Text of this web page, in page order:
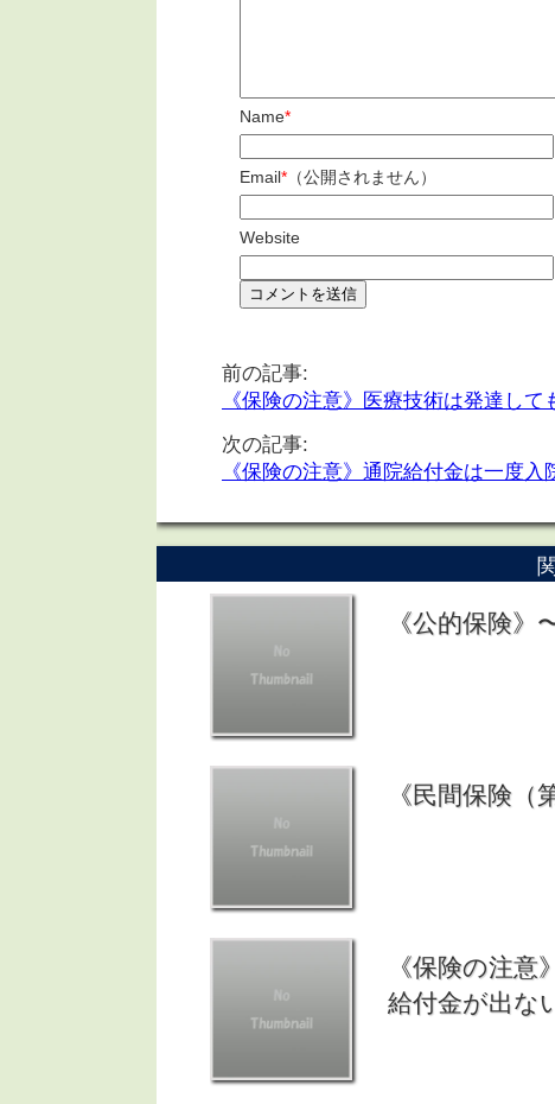
Name*
Email* （公開されません）
Website
前の記事:
《保険の注意》医療技術は発達し
次の記事:
《保険の注意》通院給付金は一度
《公的保険
《民間保険（
《保険の注
給付金が出な